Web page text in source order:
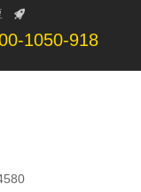
1050-918